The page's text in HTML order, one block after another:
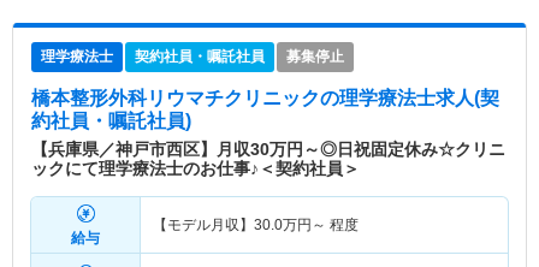
理学療法士 契約社員・嘱託社員 募集停止
橋本整形外科リウマチクリニックの理学療法士求人(契
約社員・嘱託社員)
【兵庫県／神戸市西区】月収30万円～◎日祝固定休み☆クリニ
ックにて理学療法士のお仕事♪＜契約社員＞
給与
【モデル月収】 30.0万円～ 程度